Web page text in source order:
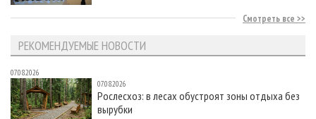
Смотреть все
РЕКОМЕНДУЕМЫЕ НОВОСТИ
07.08.2026
07.08.2026
Рослесхоз: в лесах обустроят зоны отдыха без
вырубки